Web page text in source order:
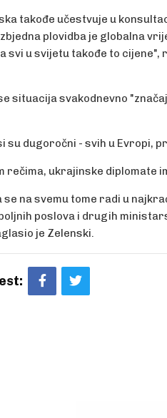
takođe učestvuje u
plovidba je globalna
svi u svijetu takođe to
situacija svakodnevno
su dugoročni - svih u Evropi,
rečima, ukrajinske diplomate
se na svemu tome radi u
poslova i drugih
je Zelenski.